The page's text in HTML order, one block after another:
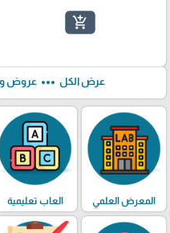
add_shopping_cart
عرض الكل more_horiz عروض
المعرض العلمي العاب تعليمية